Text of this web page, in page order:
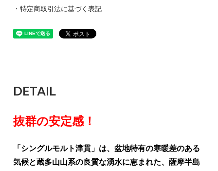
・特定商取引法に基づく表記
DETAIL
抜群の安定感！
「シングルモルト津貫」は、盆地特有の寒暖差のある
気候と蔵多山山系の良質な湧水に恵まれた、薩摩半島